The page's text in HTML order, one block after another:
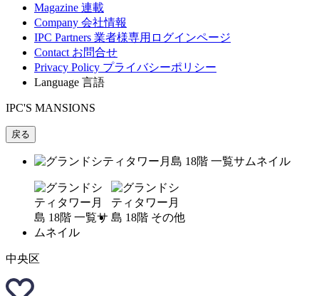
Magazine 連載
Company 会社情報
IPC Partners 業者様専用ログインページ
Contact お問合せ
Privacy Policy プライバシーポリシー
Language 言語
IPC'S MANSIONS
戻る
中央区